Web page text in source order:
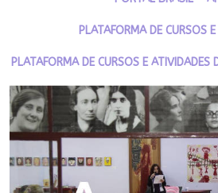
PLATAFORMA DE CURSOS
PLATAFORMA DE CURSOS E ATIVIDADES